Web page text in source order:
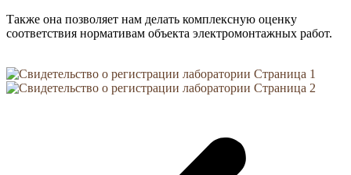
Также она позволяет нам делать комплексную оценку
соответствия нормативам объекта электромонтажных работ.